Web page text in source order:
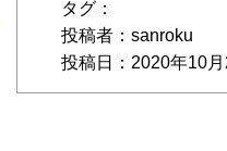
タグ：
投稿者：sanroku
投稿日：2020年10